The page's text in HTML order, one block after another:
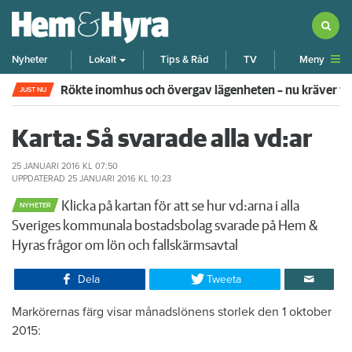
Nyheter Lokalt Tips & Råd TV Meny
JUST NU Pensionären begick övergrepp mot grannflickan – nu
Karta: Så svarade alla vd:ar
25 JANUARI 2016 KL 07:50
UPPDATERAD 25 JANUARI 2016 KL 10:23
NYHETER
Klicka på kartan för att se hur vd:arna i alla
Sveriges kommunala bostadsbolag svarade på Hem &
Hyras frågor om lön och fallskärmsavtal
Dela Tweeta
Markörernas färg visar månadslönens storlek den 1 oktober
2015: